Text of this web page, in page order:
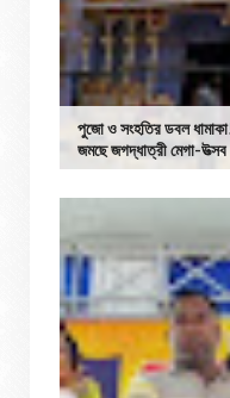
পুজো ও সংহতির ডবল
জমছে জগদ্ধাত্রী মেগা-উত্সব